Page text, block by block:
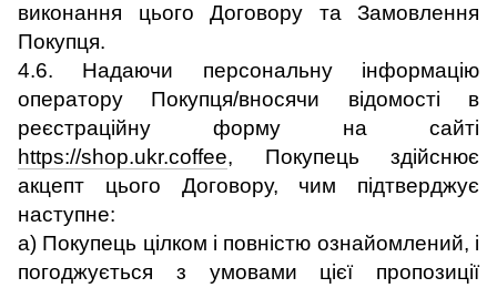
виконання цього Договору та Замовлення
Покупця.
4.6. Надаючи персональну інформацію
оператору Покупця/вносячи відомості в
реєстраційну форму на сайті
https://shop.ukr.coffee, Покупець здійснює
акцепт цього Договору, чим підтверджує
наступне:
а) Покупець цілком і повністю ознайомлений, і
погоджується з умовами цієї пропозиції